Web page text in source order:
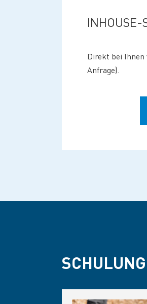
INHOUSE-
Direkt bei
Anfrage).